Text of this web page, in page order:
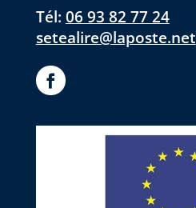
Tél: 06 93 82 77 24
setealire@laposte.net